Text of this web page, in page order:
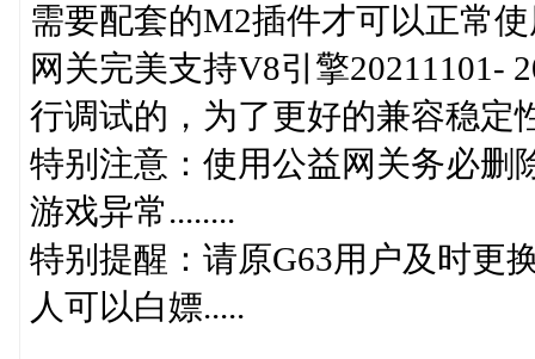
需要配套的M2插件才可以正常
网关完美支持V8引擎20211101-
行调试的，为了更好的兼容稳定
特别注意：使用公益网关务必删
游戏异常........
特别提醒：请原G63用户及时更
人可以白嫖.....